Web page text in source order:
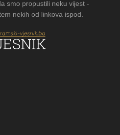
smo propustili neku vijest -
nekih od linkova ispod.